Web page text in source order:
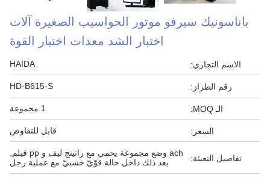
باناسونيك سيرفو موتور الحواسيب الصغيرة آلات
اختبار الشد معدات اختبار القوة
الاسم التجاري: HAIDA
رقم الطراز: HD-B615-S
الـ MOQ: 1 مجموعة
السعر: قابل للتفاوض
تفاصيل التعبئة:
ach وضع مجموعة يحمي مع راتينج ليف و pp فيلم,
بعد ذلك داخل حالة قوّيّ خشبيّ مع عملية رجل